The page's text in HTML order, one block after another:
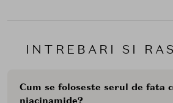
INTREBARI SI
Cum se foloseste serul de fata